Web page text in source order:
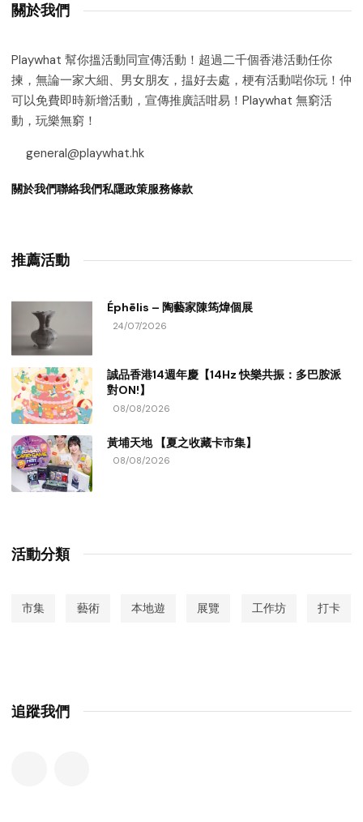
關於我們
Playwhat 幫你搵活動同宣傳活動！超過二千個香港活動任你
揀，無論一家大細、男女朋友，揾好去處，梗有活動啱你玩！仲
可以免費即時新增活動，宣傳推廣話咁易！Playwhat 無窮活
動，玩樂無窮！
general@playwhat.hk
關於我們聯絡我們私隱政策服務條款
推薦活動
Éphēlis – 陶藝家陳筠煒個展
24/07/2026
誠品香港14週年慶【14Hz 快樂共振：多巴胺派
對ON!】
08/08/2026
黃埔天地 【夏之收藏卡市集】
08/08/2026
活動分類
市集 藝術 本地遊 展覽 工作坊 打卡
追蹤我們